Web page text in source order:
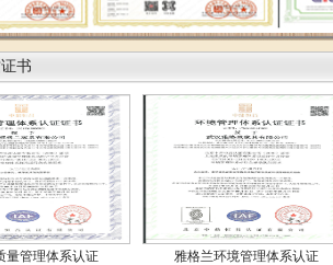
书
量管理体系认证 雅格兰环境管理体系认证